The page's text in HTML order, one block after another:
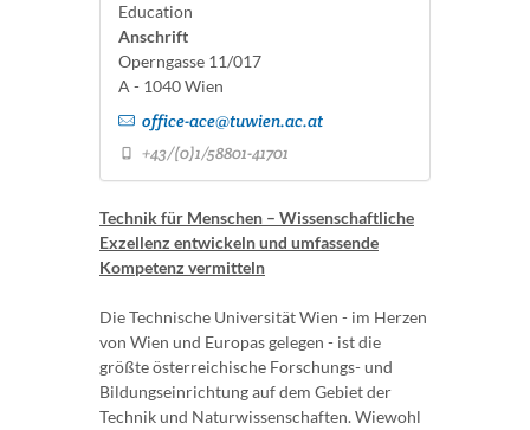
Education
Anschrift
Operngasse 11/017
A - 1040 Wien
office-ace@tuwien.ac.at
+43/(0)1/58801-41701
Technik für Menschen – Wissenschaftliche
Exzellenz entwickeln und umfassende
Kompetenz vermitteln
Die Technische Universität Wien - im Herzen
von Wien und Europas gelegen - ist die
größte österreichische Forschungs- und
Bildungseinrichtung auf dem Gebiet der
Technik und Naturwissenschaften. Wiewohl